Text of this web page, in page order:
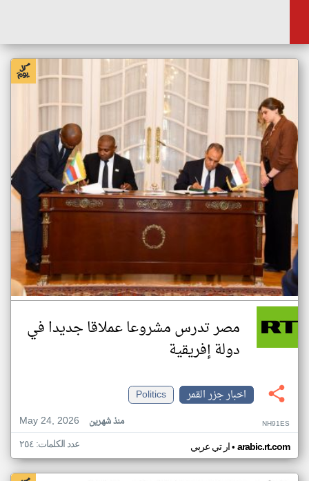
مصر تدرس مشروعا عملاقا جديدا في
دولة إفريقية
اخبار جزر القمر
Politics
May 24, 2026
منذ شهرين NH91ES
ار تي عربي• arabic.rt.com عدد الكلمات: ٢٥٤